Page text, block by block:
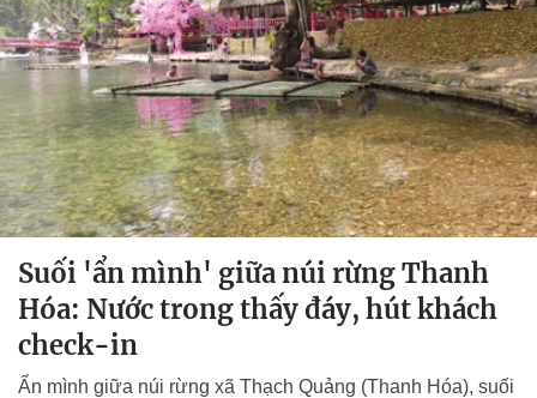
Suối 'ẩn mình' giữa núi rừng Thanh
Hóa: Nước trong thấy đáy, hút khách
check-in
Ẩn mình giữa núi rừng xã Thạch Quảng (Thanh Hóa), suối